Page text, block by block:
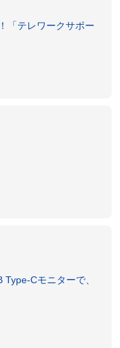
「テレワークサポー
Cモニターで、